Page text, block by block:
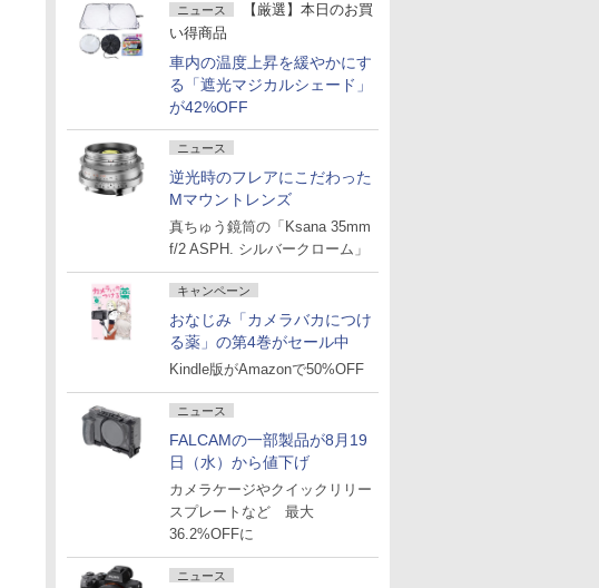
ニュース
【厳選】本日のお買
い得商品
車内の温度上昇を緩やかにす
る「遮光マジカルシェード」
が42%OFF
ニュース
逆光時のフレアにこだわった
Mマウントレンズ
真ちゅう鏡筒の「Ksana 35mm
f/2 ASPH. シルバークローム」
キャンペーン
おなじみ「カメラバカにつけ
る薬」の第4巻がセール中
Kindle版がAmazonで50%OFF
ニュース
FALCAMの一部製品が8月19
日（水）から値下げ
カメラケージやクイックリリー
スプレートなど 最大
36.2%OFFに
ニュース